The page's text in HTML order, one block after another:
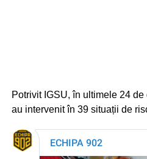
Potrivit IGSU, în ultimele 24
au intervenit în 39 situații de